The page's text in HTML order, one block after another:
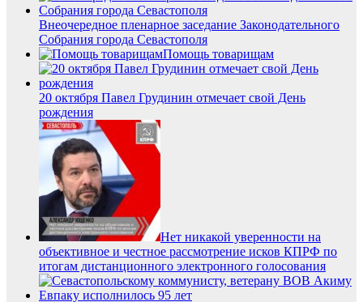
Внеочередное пленарное заседание Законодательного
Собрания города Севастополя
Помощь товарищам
20 октября Павел Грудинин отмечает свой День
рождения
Нет никакой уверенности на
объективное и честное рассмотрение исков КПРФ по
итогам дистанционного электронного голосования